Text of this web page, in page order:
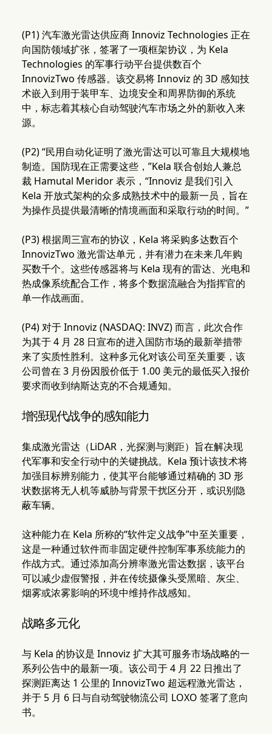
(P1) 汽车激光雷达供应商 Innoviz Technologies 正在
向国防领域扩张，签署了一项框架协议，为 Kela
Technologies 的军事行动平台提供数百个
InnovizTwo 传感器。该交易将 Innoviz 的 3D 感知技
术嵌入到用于装甲车、边境安全和周界防御的系统
中，标志着其核心自动驾驶汽车市场之外的新收入来
源。
(P2) “民用自动化证明了激光雷达可以可靠且大规模地
制造。国防现在正需要这些，”Kela 联合创始人兼总
裁 Hamutal Meridor 表示，“Innoviz 是我们引入
Kela 开放式架构的众多成熟技术中的最新一员，旨在
为操作员提供最清晰的情境画面和采取行动的时间。”
(P3) 根据周三宣布的协议，Kela 将采购多达数百个
InnovizTwo 激光雷达单元，并有潜力在未来几年购
买数千个。这些传感器将与 Kela 现有的雷达、光电和
热成像系统配合工作，将多个数据流融合为指挥官的
单一作战画面。
(P4) 对于 Innoviz (NASDAQ: INVZ) 而言，此次合作
为其于 4 月 28 日宣布的进入国防市场的最新举措带
来了实质性胜利。这种多元化对该公司至关重要，该
公司曾在 3 月份因股价低于 1.00 美元的最低买入报价
要求而收到纳斯达克的不合规通知。
增强现代战争的感知能力
集成激光雷达（LiDAR，光探测与测距）旨在解决现
代军事和安全行动中的关键挑战。Kela 预计该技术将
加强目标辨别能力，使其平台能够通过精确的 3D 形
状数据将无人机等威胁与背景干扰区分开，或识别隐
蔽车辆。
这种能力在 Kela 所称的“软件定义战争”中至关重要，
这是一种通过软件而非固定硬件控制军事系统能力的
作战方式。通过添加高分辨率激光雷达数据，该平台
可以减少虚假警报，并在传统摄像头受黑暗、灰尘、
烟雾或浓雾影响的环境中维持作战感知。
战略多元化
与 Kela 的协议是 Innoviz 扩大其可服务市场战略的一
系列公告中的最新一项。该公司于 4 月 22 日推出了
探测距离达 1 公里的 InnovizTwo 超远程激光雷达，
并于 5 月 6 日与自动驾驶物流公司 LOXO 签署了意向
书。